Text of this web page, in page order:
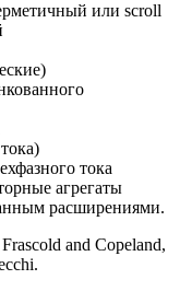
или scroll
тока
агрегаты
расширениями.
and Copeland,